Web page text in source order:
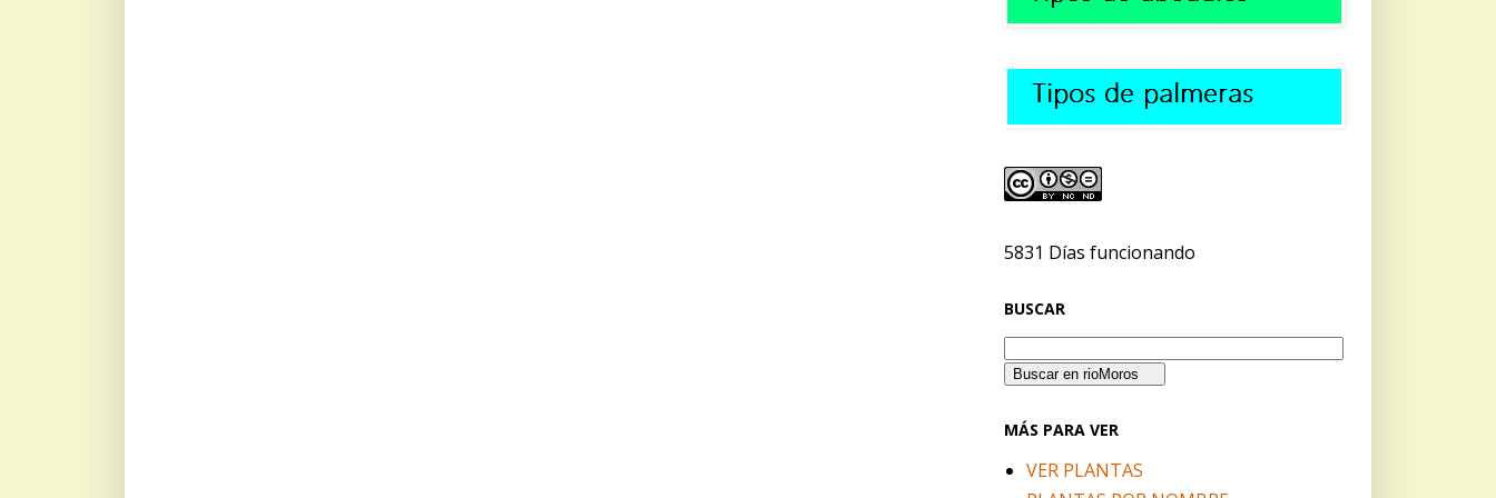
5831 Días funcionando
BUSCAR
MÁS PARA VER
VER PLANTAS